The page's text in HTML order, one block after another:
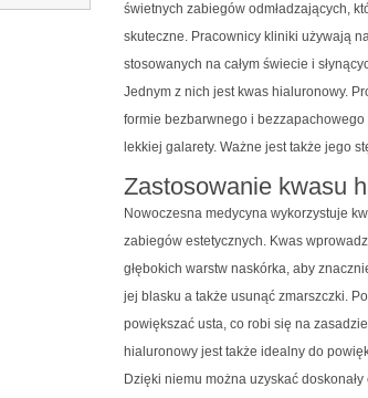
świetnych zabiegów odmładzających,
skuteczne. Pracownicy kliniki używają
stosowanych na całym świecie i
Jednym z nich jest kwas hialuronowy.
formie bezbarwnego i bezzapachowego
lekkiej galarety. Ważne jest także jego
Zastosowanie kwasu
Nowoczesna medycyna wykorzystuje
zabiegów estetycznych. Kwas
głębokich warstw naskórka, aby
jej blasku a także usunąć zmarszczki.
powiększać usta, co robi się na
hialuronowy jest także idealny do
Dzięki niemu można uzyskać